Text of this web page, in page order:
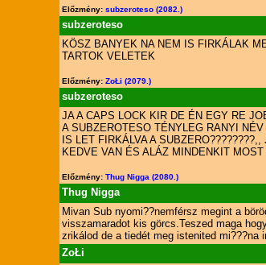
Előzmény: subzeroteso (2082.)
subzeroteso
KÖSZ BANYEK NA NEM IS FIRKÁLAK
TARTOK VELETEK
Előzmény: ZoŁi (2079.)
subzeroteso
JA A CAPS LOCK KIR DE ÉN EGY RE
A SUBZEROTESO TÉNYLEG RANYI
IS LET FIRKÁLVA A
KEDVE VAN ÉS ALÁZ MINDENKIT
Előzmény: Thug Nigga (2080.)
Thug Nigga
Mivan Sub nyomi??nemférsz megint a
visszamaradot kis görcs.Teszed maga
zrikálod de a tiedét meg istenited mi???na
ZoŁi